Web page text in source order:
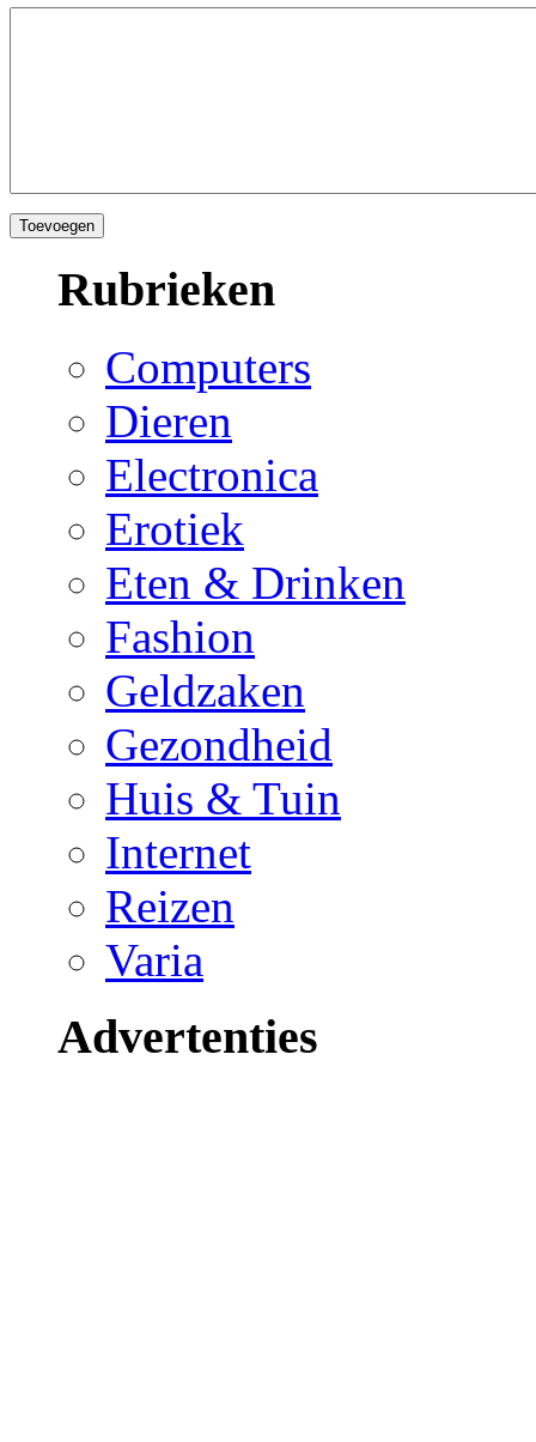
Rubrieken
Computers
Dieren
Electronica
Erotiek
Eten & Drinken
Fashion
Geldzaken
Gezondheid
Huis & Tuin
Internet
Reizen
Varia
Advertenties